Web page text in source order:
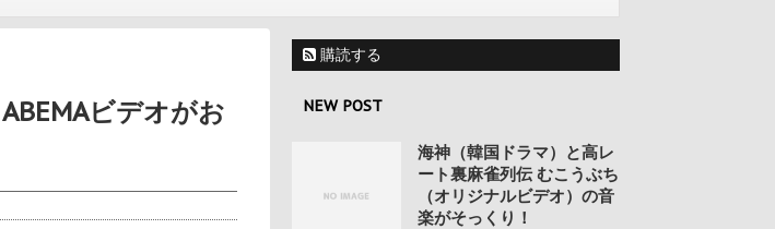
ビデオがお
購読する
NEW POST
海神（韓国ドラマ）と高レ
ート裏麻雀列伝 むこうぶち
（オリジナルビデオ）の音
楽がそっくり！